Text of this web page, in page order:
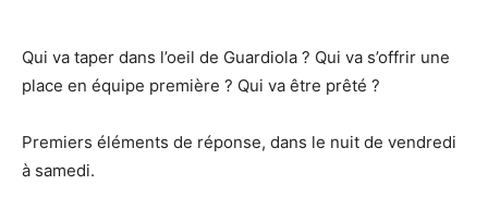
Qui va taper dans l’oeil de Guardiola ? Qui va s’offrir une
place en équipe première ? Qui va être prêté ?
Premiers éléments de réponse, dans le nuit de vendredi
à samedi.